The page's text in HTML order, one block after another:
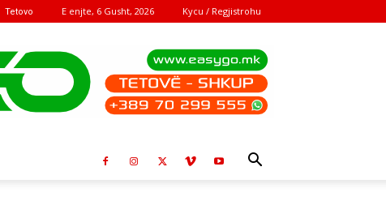
Tetovo E enjte, 6 Gusht, 2026 Kycu / Regjistrohu